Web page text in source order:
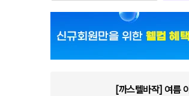
[까스텔바작] 여름